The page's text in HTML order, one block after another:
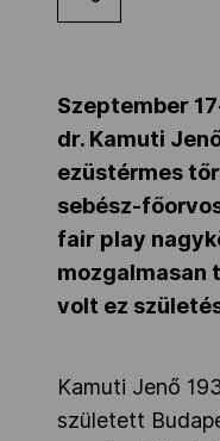
OVEP
Szeptember
dr. Kamuti
ezüstérmes
sebész-
fair play
mozgalmasan
volt ez
Kamuti Jenő
született